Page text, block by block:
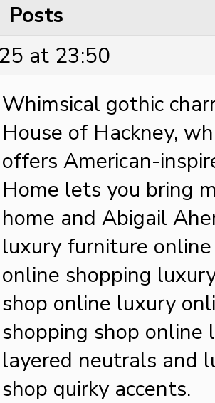
Posts
at 23:50
Whimsical gothic
House of Hackney,
offers American-
Home lets you bring
home and Abigail
luxury furniture
online shopping
shop online luxury
shopping shop online
layered neutrals and
shop quirky accents.